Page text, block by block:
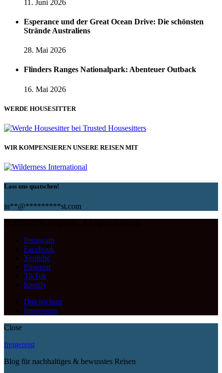
11. Juni 2026
Esperance und der Great Ocean Drive: Die schönsten
Strände Australiens
28. Mai 2026
Flinders Ranges Nationalpark: Abenteuer Outback
16. Mai 2026
WERDE HOUSESITTER
WIR KOMPENSIEREN UNSERE REISEN MIT
Lass uns quatschen!
in**@*********st.com
Instagram
Facebook
Youtube
Pinterest
TikTok
Spotify
Datenschutz
Impressum
Close
freigereist
Blog für nachhaltiges & bewusstes Reisen